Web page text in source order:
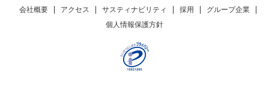
会社概要 アクセス サスティナビリティ 採用
グループ企業
個人情報保護方針